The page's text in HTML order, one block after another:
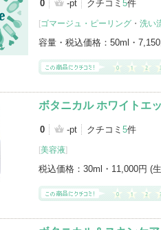
0 -pt クチコミ 5件
[ゴマージュ・ピーリング ・ 洗い
容量・税込価格： 50ml・
ボタニカル ホワイトエ
0 -pt クチコミ 5件
[美容液]
税込価格： 30ml・11,000円 (